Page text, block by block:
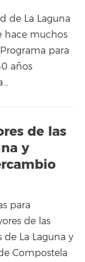
de La Laguna
hace muchos
para
años
de las
y
para
de las
de La Laguna y
Compostela